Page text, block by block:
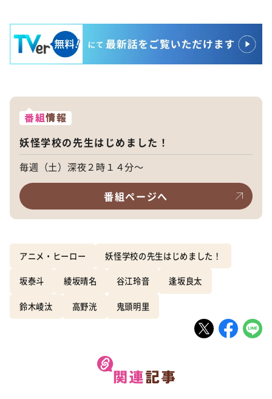
番組情報
妖怪学校の先生はじめました！
毎週（土）深夜２時１４分～
番組ページへ
アニメ・ヒーロー 妖怪学校の先生はじめました！
坂泰斗 綾坂晴名 谷江玲音 逢坂良太
鈴木崚汰 高野洸 鬼頭明里